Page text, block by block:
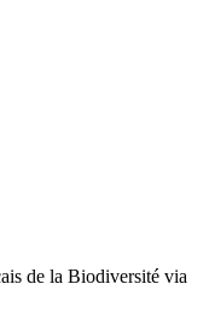
de la Biodiversité via